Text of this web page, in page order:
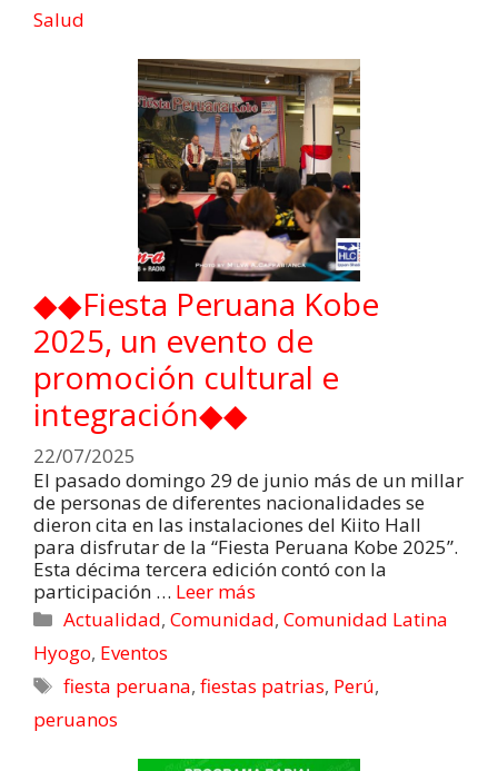
Salud
◆◆Fiesta Peruana Kobe
2025, un evento de
promoción cultural e
integración◆◆
22/07/2025
El pasado domingo 29 de junio más de un millar
de personas de diferentes nacionalidades se
dieron cita en las instalaciones del Kiito Hall
para disfrutar de la “Fiesta Peruana Kobe 2025”.
Esta décima tercera edición contó con la
participación … Leer más
Actualidad,Comunidad,Comunidad Latina
Hyogo, Eventos
fiesta peruana,fiestas patrias, Perú,
peruanos